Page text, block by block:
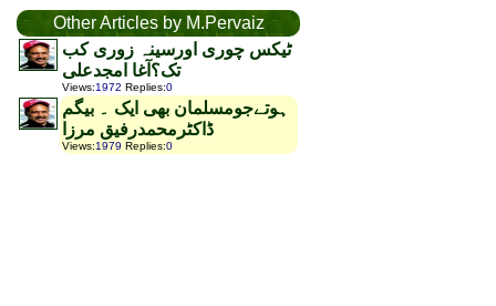
Other Articles by M.Pervaiz
ٹیکس چوری اورسینہ زوری کب
تک؟آغا امجدعلی
Views:1972 Replies:0
ہوتےجومسلمان بھی ایک ۔ بیگم
ڈاکٹرمحمدرفیق مرزا
Views:1979 Replies:0